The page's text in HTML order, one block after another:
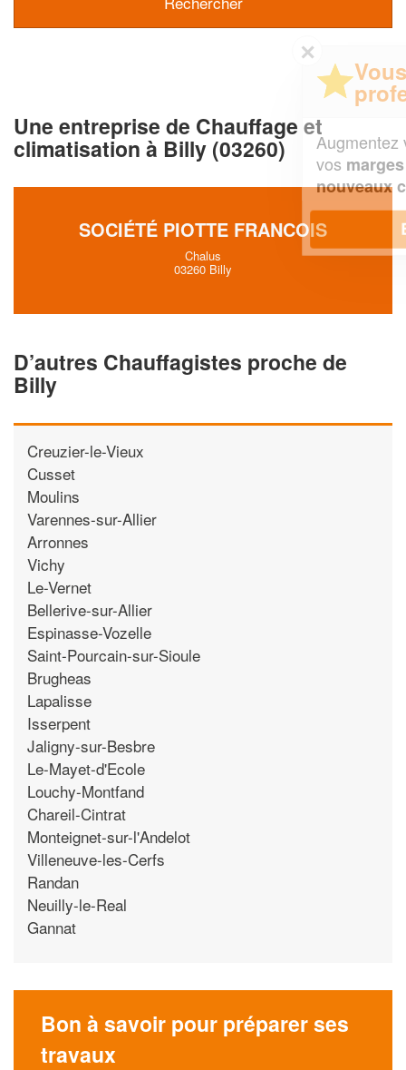
Une entreprise de Chauffage et
climatisation à Billy (03260)
SOCIÉTÉ PIOTTE FRANCOIS
Chalus
03260 Billy
D’autres Chauffagistes proche de
Billy
Creuzier-le-Vieux
Cusset
Moulins
Varennes-sur-Allier
Arronnes
Vichy
Le-Vernet
Bellerive-sur-Allier
Espinasse-Vozelle
Saint-Pourcain-sur-Sioule
Brugheas
Lapalisse
Isserpent
Jaligny-sur-Besbre
Le-Mayet-d'Ecole
Louchy-Montfand
Chareil-Cintrat
Monteignet-sur-l'Andelot
Villeneuve-les-Cerfs
Randan
Neuilly-le-Real
Gannat
Bon à savoir pour préparer ses
travaux
professionnel ?
Augmentez votrechiffre d'affaireset
vosmargestout en gagnant de
nouveaux clients!
En savoir plus